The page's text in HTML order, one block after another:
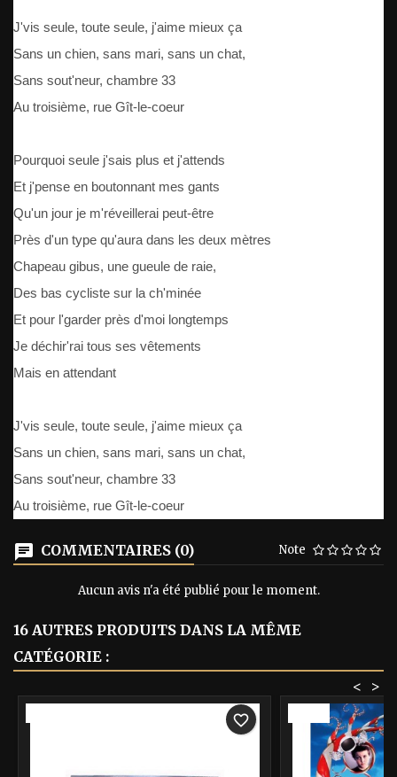
J'vis seule, toute seule, j'aime mieux ça
Sans un chien, sans mari, sans un chat,
Sans sout'neur, chambre 33
Au troisième, rue Gît-le-coeur
Pourquoi seule j'sais plus et j'attends
Et j'pense en boutonnant mes gants
Qu'un jour je m'réveillerai peut-être
Près d'un type qu'aura dans les deux mètres
Chapeau gibus, une gueule de raie,
Des bas cycliste sur la ch'minée
Et pour l'garder près d'moi longtemps
Je déchir'rai tous ses vêtements
Mais en attendant
J'vis seule, toute seule, j'aime mieux ça
Sans un chien, sans mari, sans un chat,
Sans sout'neur, chambre 33
Au troisième, rue Gît-le-coeur
COMMENTAIRES (0) Note
Aucun avis n'a été publié pour le moment.
16 AUTRES PRODUITS DANS LA MÊME
CATÉGORIE :
>
<
favorite_border